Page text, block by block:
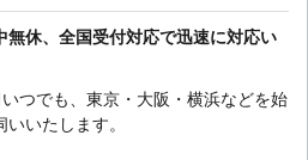
無休、全国受付対応で迅速に対応い
つでも、東京・大阪・横浜などを始
いたします。